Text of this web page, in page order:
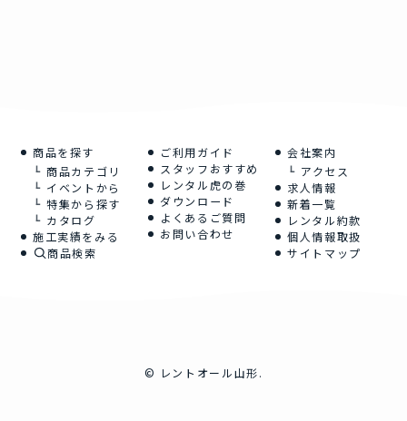
商品を探す
商品カテゴリ
イベントから
特集から探す
カタログ
施工実績をみる
商品検索
ご利用ガイド
スタッフおすすめ
レンタル虎の巻
ダウンロード
よくあるご質問
お問い合わせ
会社案内
アクセス
求人情報
新着一覧
レンタル約款
個人情報取扱
サイトマップ
© レントオール山形.